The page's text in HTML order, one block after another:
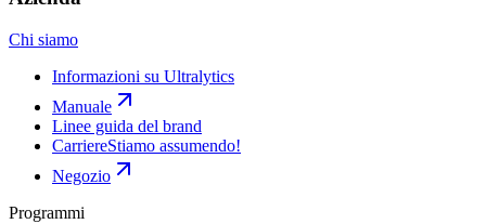
Chi siamo
Informazioni su Ultralytics
Manuale
Linee guida del brand
CarriereStiamo assumendo!
Negozio
Programmi